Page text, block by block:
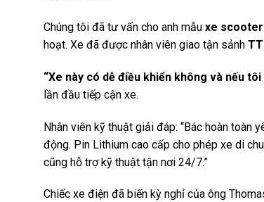
Chúng tôi đã tư vấn cho anh mẫu xe
hoạt. Xe đã được nhân viên giao tận sảnh
“Xe này có dễ điều khiển không và nếu
lần đầu tiếp cận xe.
Nhân viên kỹ thuật giải đáp: “Bác hoàn toàn
động. Pin Lithium cao cấp cho phép xe di
cũng hỗ trợ kỹ thuật tận nơi 24/7.”
Chiếc xe điện đã biến kỳ nghỉ của ông